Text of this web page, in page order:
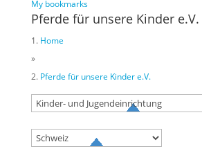
My bookmarks
Pferde für unsere Kinder e.V.
Home
»
Pferde für unsere Kinder e.V.